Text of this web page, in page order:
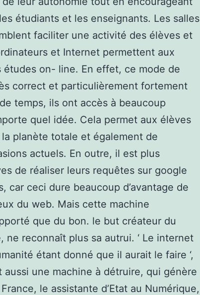
étudiants et les enseignants. Les salles
faciliter une activité des élèves et
et Internet permettent aux
études on- line. En effet, ce mode de
correct et particulièrement fortement
temps, ils ont accès à beaucoup
quel idée. Cela permet aux élèves
planète totale et également de
actuels. En outre, il est plus
de réaliser leurs requêtes sur google
car ceci dure beaucoup d’avantage de
du web. Mais cette machine
que du bon. le but créateur du
ne reconnaît plus sa autrui. ‘ Le internet
étant donné que il aurait le faire ‘,
aussi une machine à détruire, qui génère
le assistante d’Etat au Numérique,